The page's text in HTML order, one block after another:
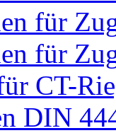
für
für
CT-
DIN